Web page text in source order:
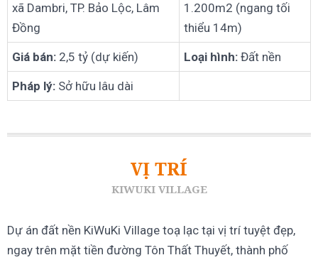
xã Dambri, TP. Bảo Lộc, Lâm
Đồng
1.200m2 (ngang tối
thiểu 14m)
Giá bán: 2,5 tỷ (dự kiến) Loại hình: Đất nền
Pháp lý: Sở hữu lâu dài
VỊ TRÍ
KIWUKI VILLAGE
Dự án đất nền KiWuKi Village toạ lạc tại vị trí tuyệt đẹp,
ngay trên mặt tiền đường Tôn Thất Thuyết, thành phố